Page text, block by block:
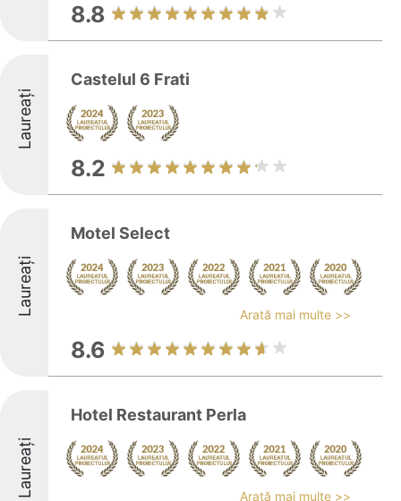
8.8
Laureați
Castelul 6 Frati
8.2
Laureați
Motel Select
Arată mai multe >>
8.6
Laureați
Hotel Restaurant Perla
Arată mai multe >>